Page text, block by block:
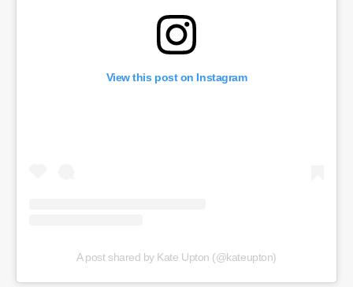
View this post on Instagram
A post shared by Kate Upton (@kateupton)